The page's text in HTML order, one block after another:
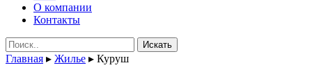
О компании
Контакты
Поиск:
Главная ▸ Жилье ▸ Куруш